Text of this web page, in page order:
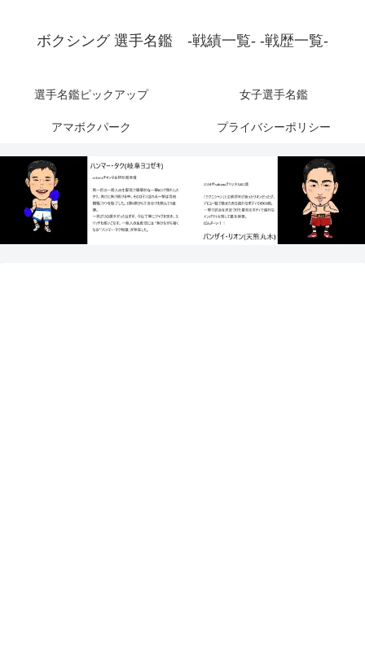
ボクシング 選手名鑑 -戦績一覧- -戦歴一覧-
選手名鑑ピックアップ 女子選手名鑑
アマボクパーク プライバシーポリシー